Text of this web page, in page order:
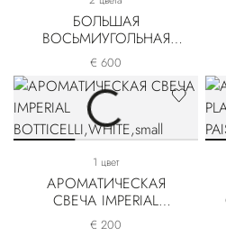
БОЛЬШАЯ
ВОСЬМИУГОЛЬНАЯ
АРОМАТИЧЕСКАЯ
СВЕЧА BLACK &
PLATINUM
€ 600
1 цвет
АРОМАТИЧЕСКАЯ
СВЕЧА IMPERIAL
BOTTICELLI
€ 200